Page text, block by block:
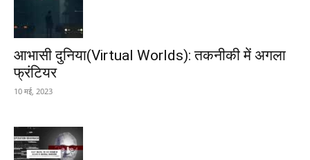
आभासी दुनिया(Virtual Worlds): तकनीकी में अगला
फ्रंटियर
10 मई, 2023